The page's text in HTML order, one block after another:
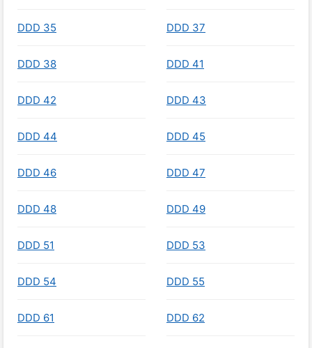
DDD 35 DDD 37
DDD 38 DDD 41
DDD 42 DDD 43
DDD 44 DDD 45
DDD 46 DDD 47
DDD 48 DDD 49
DDD 51 DDD 53
DDD 54 DDD 55
DDD 61 DDD 62